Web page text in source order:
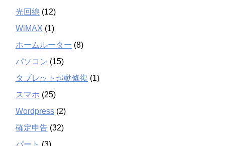
光回線 (12)
WiMAX (1)
ホームルーター (8)
パソコン (15)
タブレット起動修復 (1)
スマホ (25)
Wordpress (2)
確定申告 (32)
パート (3)